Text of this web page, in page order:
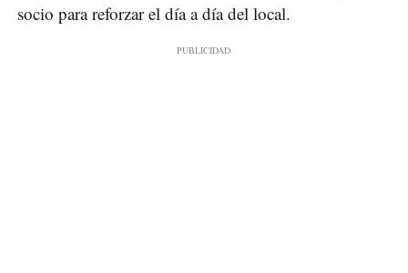
socio para reforzar el día a día del local.